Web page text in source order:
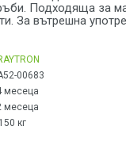
Подходяща за
За вътрешна
00683
месеца
месеца
кг